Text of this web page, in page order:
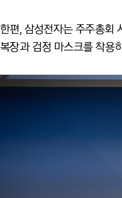
한편, 삼성전자는 주주총회
복장과 검정 마스크를 착용